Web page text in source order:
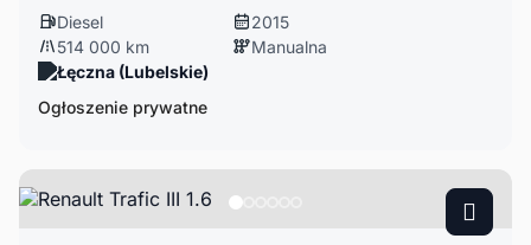
Diesel
2015
514 000 km
Manualna
Łęczna (Lubelskie)
Ogłoszenie prywatne